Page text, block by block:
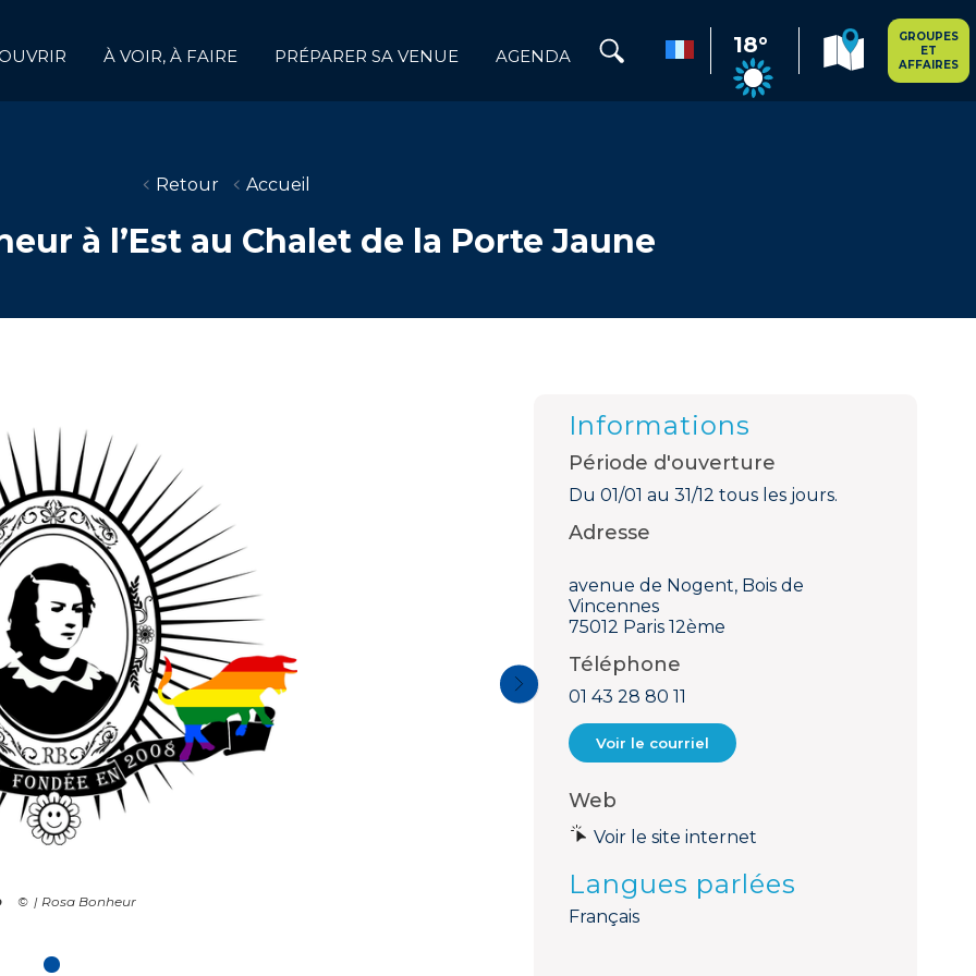
À VOIR, À FAIRE PRÉPARER SA VENUE AGENDA 18°
GROUPES
ET
AFFAIRES
Retour Accueil
à l’Est au Chalet de la Porte Jaune
| Rosa Bonheur
Informations
Période d'ouverture
Du 01/01 au 31/12 tous les jours.
Adresse
avenue de Nogent, Bois de
Vincennes
75012 Paris 12ème
Téléphone
01 43 28 80 11
Voir le courriel
Web
Voir le site internet
Langues parlées
Français